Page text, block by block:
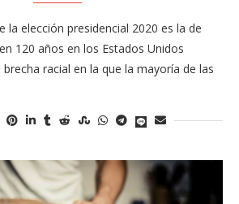
la elección presidencial 2020 es la de
120 años en los Estados Unidos
racial en la que la mayoría de las